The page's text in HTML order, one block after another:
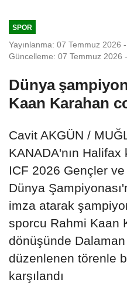
SPOR
Yayınlanma: 07 Temmuz 2026
Güncelleme: 07 Temmuz 2026
Dünya
Kaan Karahan
Cavit AKGÜN /
KANADA'nın
ICF 2026 Gençler
Dünya
imza atarak
sporcu Rahmi Kaan
dönüşünde
düzenlenen törenle
karşılandı